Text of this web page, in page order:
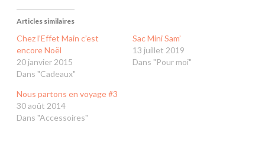
Articles similaires
Chez l’Effet Main c’est
encore Noël
20 janvier 2015
Dans "Cadeaux"
Sac Mini Sam’
13 juillet 2019
Dans "Pour moi"
Nous partons en voyage #3
30 août 2014
Dans "Accessoires"